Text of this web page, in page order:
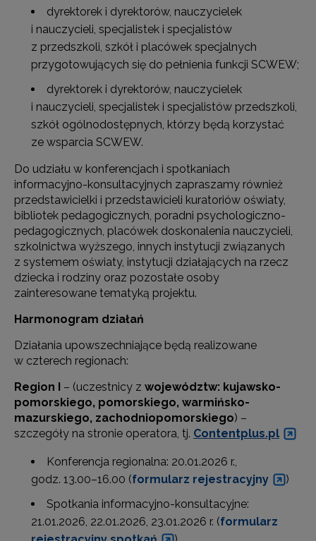
dyrektorek i dyrektorów, nauczycielek
i nauczycieli, specjalistek i specjalistów
z przedszkoli, szkół i placówek specjalnych
przygotowujących się do pełnienia funkcji SCWEW;
dyrektorek i dyrektorów, nauczycielek
i nauczycieli, specjalistek i specjalistów przedszkoli,
szkół ogólnodostępnych, którzy będą korzystać
ze wsparcia SCWEW.
Do udziału w konferencjach i spotkaniach
informacyjno-konsultacyjnych zapraszamy również
przedstawicielki i przedstawicieli kuratoriów oświaty,
bibliotek pedagogicznych, poradni psychologiczno-
pedagogicznych, placówek doskonalenia nauczycieli,
szkolnictwa wyższego, innych instytucji związanych
z systemem oświaty, instytucji działających na rzecz
dziecka i rodziny oraz pozostałe osoby
zainteresowane tematyką projektu.
Harmonogram działań
Działania upowszechniające będą realizowane
w czterech regionach:
Region I – (uczestnicy z województw: kujawsko-
pomorskiego, pomorskiego, warmińsko-
mazurskiego, zachodniopomorskiego) –
szczegóły na stronie operatora, tj. Contentplus.pl
Konferencja regionalna: 20.01.2026 r.,
godz. 13.00–16.00 (formularz rejestracyjny
)
Spotkania informacyjno-konsultacyjne:
21.01.2026, 22.01.2026, 23.01.2026 r. (formularz